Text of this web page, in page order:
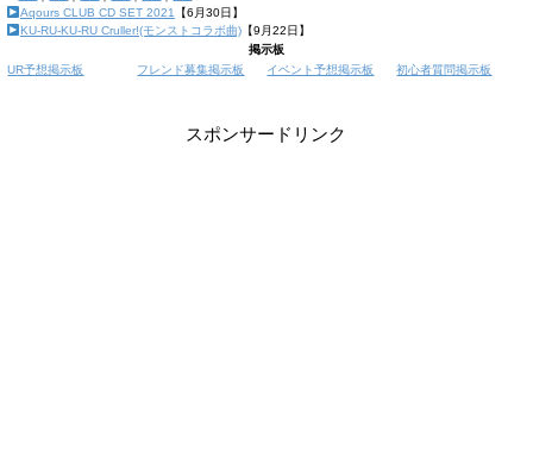
Aqours CLUB CD SET 2021
【6月30日】
KU-RU-KU-RU Cruller!(モンストコラボ曲)【9月22日】
掲示板
UR予想掲示板
フレンド募集掲示板 イベント予想掲示板 初心者質問掲示板
スポンサードリンク